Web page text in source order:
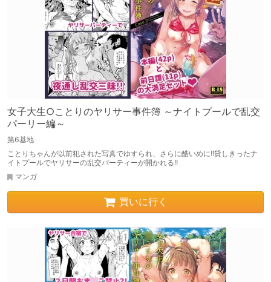
女子大生○ことりのヤリサー事件簿 ～ナイトプールで乱交
パーリー編～
第6基地
ことりちゃんが以前犯された写真でゆすられ、さらに酷いめに!!貸しきったナ
イトプールでヤリサーの乱交パーティーが開かれる!!
マンガ
買いに行く